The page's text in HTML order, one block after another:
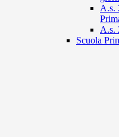
A.s.
A.s.
Scuola